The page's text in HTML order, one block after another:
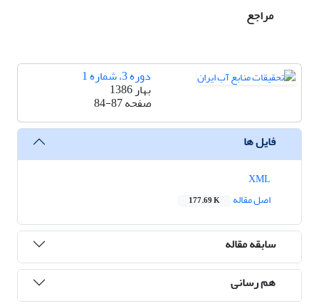
مراجع
دوره 3، شماره 1
بهار 1386
صفحه84-87
فایل ها
اصل مقاله
177.69 K
سابقه مقاله
هم رسانی